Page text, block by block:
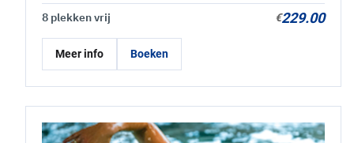
8 plekken vrij €229.00
Meer info Boeken